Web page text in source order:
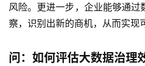
风险。更进一步，企业能够通过
察，识别出新的商机，从而实现
问：如何评估大数据治理